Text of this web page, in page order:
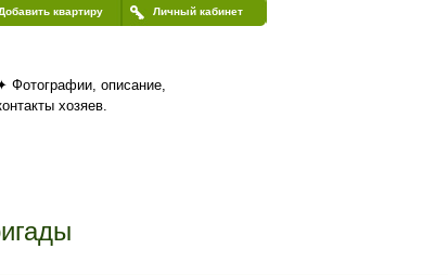
Личный кабинет
квартиру
Фотографии, описание,
хозяев.